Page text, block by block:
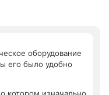
оборудование
его было удобно